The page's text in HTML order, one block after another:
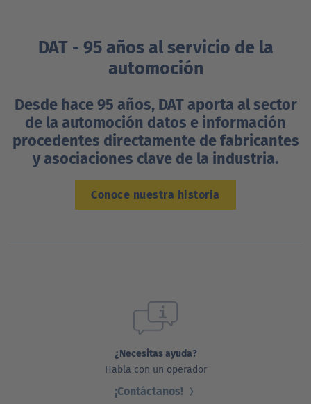
DAT - 95 años al servicio de la
automoción
Desde hace 95 años, DAT aporta al sector
de la automoción datos e información
procedentes directamente de fabricantes
y asociaciones clave de la industria.
Conoce nuestra historia
¿Necesitas ayuda?
Habla con un operador
¡Contáctanos!